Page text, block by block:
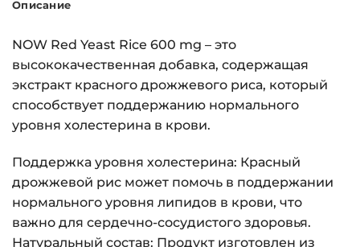
Описание
NOW Red Yeast Rice 600 mg – это
высококачественная добавка, содержащая
экстракт красного дрожжевого риса, который
способствует поддержанию нормального
уровня холестерина в крови.
Поддержка уровня холестерина: Красный
дрожжевой рис может помочь в поддержании
нормального уровня липидов в крови, что
важно для сердечно-сосудистого здоровья.
Натуральный состав: Продукт изготовлен из